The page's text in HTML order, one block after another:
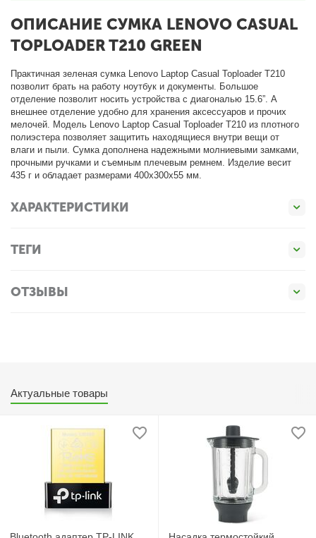
ОПИСАНИЕ СУМКА LENOVO CASUAL
TOPLOADER T210 GREEN
Практичная зеленая сумка Lenovo Laptop Casual Toploader T210
позволит брать на работу ноутбук и документы. Большое
отделение позволит носить устройства с диагональю 15.6”. А
внешнее отделение удобно для хранения аксессуаров и прочих
мелочей. Модель Lenovo Laptop Casual Toploader T210 из плотного
полиэстера позволяет защитить находящиеся внутри вещи от
влаги и пыли. Сумка дополнена надежными молниевыми замками,
прочными ручками и съемным плечевым ремнем. Изделие весит
435 г и обладает размерами 400х300х55 мм.
ХАРАКТЕРИСТИКИ
ТЕГИ
ОТЗЫВЫ
Актуальные товары